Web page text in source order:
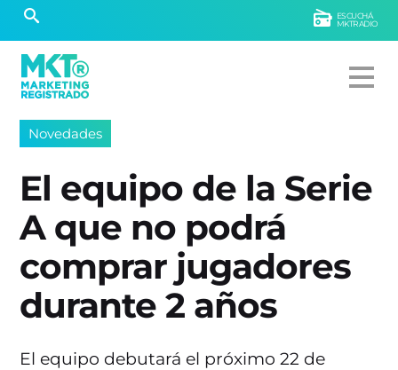
ESCUCHÁ
MKTRADIO
Novedades
El equipo de la Serie
A que no podrá
comprar jugadores
durante 2 años
El equipo debutará el próximo 22 de